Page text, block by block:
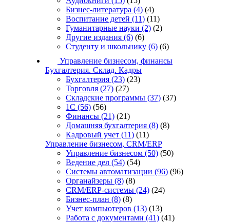
Бизнес-литература (4) (4)
Воспитание детей (11) (11)
Гуманитарные науки (2) (2)
Другие издания (6) (6)
Студенту и школьнику (6) (6)
Управление бизнесом, финансы
Бухгалтерия. Склад. Кадры
Бухгалтерия (23) (23)
Торговля (27) (27)
Складские программы (37) (37)
1С (56) (56)
Финансы (21) (21)
Домашняя бухгалтерия (8) (8)
Кадровый учет (11) (11)
Управление бизнесом, CRM/ERP
Управление бизнесом (50) (50)
Ведение дел (54) (54)
Системы автоматизации (96) (96)
Органайзеры (8) (8)
CRM/ERP-системы (24) (24)
Бизнес-план (8) (8)
Учет компьютеров (13) (13)
Работа с документами (41) (41)